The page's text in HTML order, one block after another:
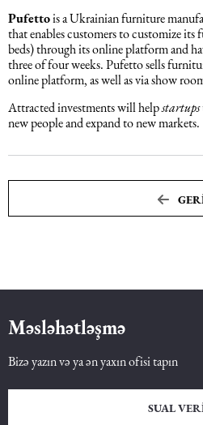
Məhkəmə hüququ
Hüquqi ekspertiza
Neft və qaz hüququ
Tikinti hüququ
Pufettois a Ukrainian furniture
that enables customers to customize its
beds) through its online platform and
three of four weeks. Pufetto sells
online platform, as well as via show
Attracted investments will helpstartups
new people and expand to new markets.
Məsləhətləşmə
Bizə yazın və ya ən yaxın ofisi tapın
SUAL